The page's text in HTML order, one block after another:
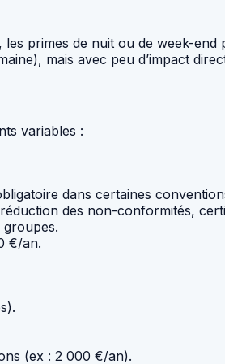
les primes de nuit ou de week-end
mais avec peu d’impact
variables :
dans certaines
des non-conformités,
€/an.
(ex : 2 000 €/an).